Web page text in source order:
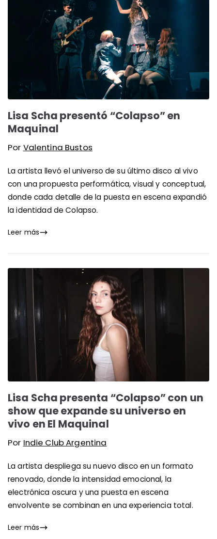
Lisa Scha presentó “Colapso” en
Maquinal
Por Valentina Bustos
La artista llevó el universo de su último disco al vivo
con una propuesta performática, visual y conceptual,
donde cada detalle de la puesta en escena expandió
la identidad de Colapso.
Leer más
Lisa Scha presenta “Colapso” con un
show que expande su universo en
vivo en El Maquinal
Por Indie Club Argentina
La artista despliega su nuevo disco en un formato
renovado, donde la intensidad emocional, la
electrónica oscura y una puesta en escena
envolvente se combinan en una experiencia total.
Leer más